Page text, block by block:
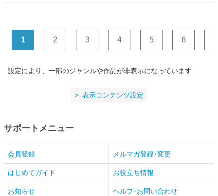
1 2 3 4 5 6 7
設定により、一部のジャンルや作品が非表示になっています
表示コンテンツ設定
サポートメニュー
会員登録 メルマガ登録･変更
はじめてガイド お役立ち情報
お知らせ ヘルプ･お問い合わせ